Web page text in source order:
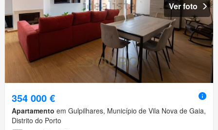
Ver foto
354 000 €
Apartamento em Gulpilhares, Município de Vila Nova de Gaia,
Distrito do Porto